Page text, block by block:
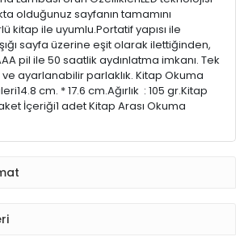
olduğunuz sayfanın tamamını
kitap ile uyumlu.Portatif yapısı ile
sayfa üzerine eşit olarak ilettiğinden,
pil ile 50 saatlik aydınlatma imkanı. Tek
ayarlanabilir parlaklık. Kitap Okuma
cm. * 17.6 cm.Ağırlık : 105 gr.Kitap
İçeriği1 adet Kitap Arası Okuma